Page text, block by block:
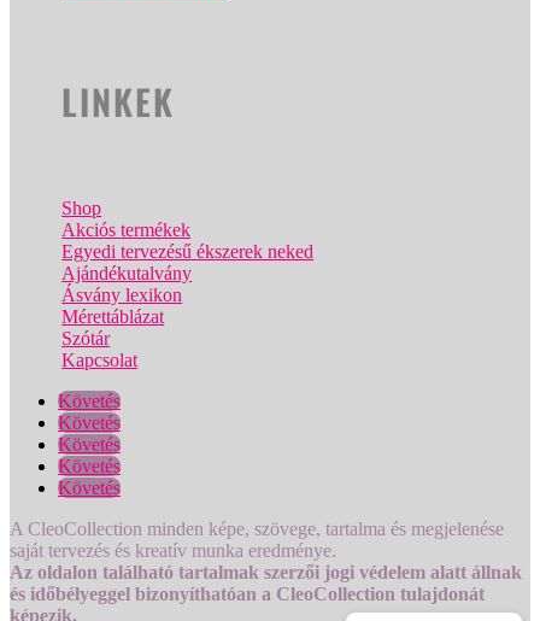
LINKEK
Shop
Akciós termékek
Egyedi tervezésű ékszerek neked
Ajándékutalvány
Ásvány lexikon
Mérettáblázat
Szótár
Kapcsolat
Követés
Követés
Követés
Követés
Követés
A CleoCollection minden képe, szövege, tartalma és megjelenése
saját tervezés és kreatív munka eredménye.
Az oldalon található tartalmak szerzői jogi védelem alatt állnak
és időbélyeggel bizonyíthatóan a CleoCollection tulajdonát
képezik.